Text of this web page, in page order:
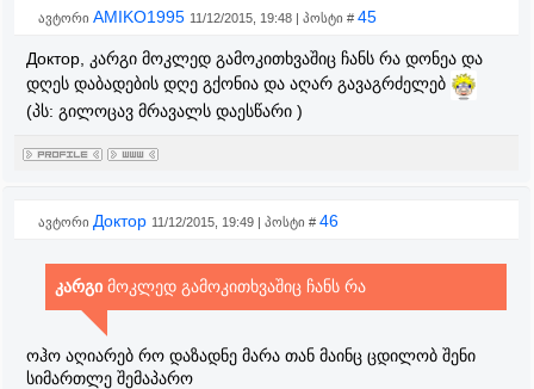
ავტორი AMIKO1995 11/12/2015, 19:48 | პოსტი # 45
Доктор, კარგი მოკლედ გამოკითხვაშიც ჩანს რა დონეა და
დღეს დაბადების დღე გქონია და აღარ გავაგრძელებ
(პს: გილოცავ მრავალს დაესწარი )
ავტორი Доктор 11/12/2015, 19:49 | პოსტი # 46
კარგიმოკლედ გამოკითხვაშიც ჩანს რა
ოჰო აღიარებ რო დაზადნე მარა თან მაინც ცდილობ შენი
სიმართლე შემაპარო